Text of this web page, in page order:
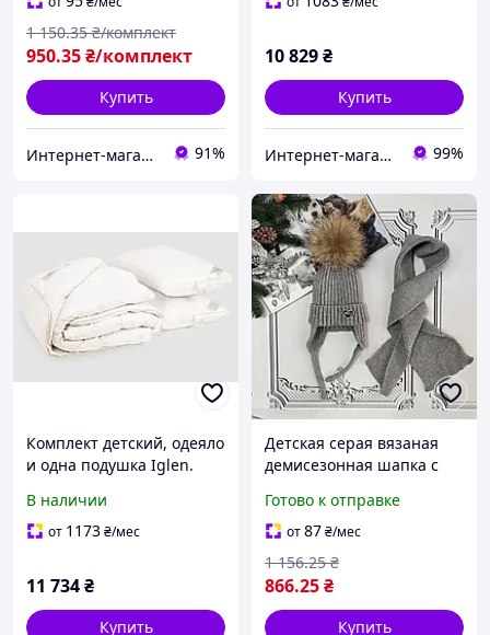
950.35₴/комплект
1 150.35 ₴/комплект
Купить
Интернет-магазин Allegoriya 91%
10 829₴
Купить
Интернет-магазин "Satin" 99%
Комплект детский, одеяло
и одна подушка Iglen.
(белый пух)
демисезонные в
В наличии
от 1173₴/мес
11 734₴
Купить
Детская серая вязаная
демисезонная шапка c
шарфом, натуральный
бубон
Готово к отправке
от87₴/мес
866.25₴
1 156.25 ₴
Купить